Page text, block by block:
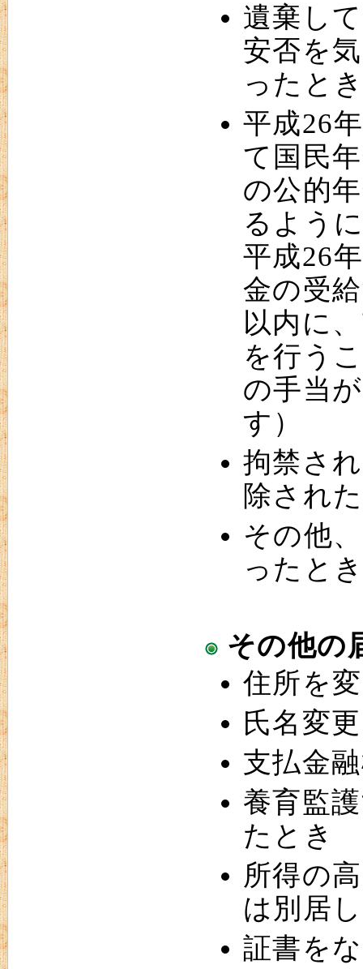
遺棄し
安否を
ったと
平成26
て国民
の公的
るよう
平成26
金の受
以内に
を行う
の手当
す）
拘禁さ
除され
その他
ったと
その他の
住所を
氏名変
支払金
養育監
たとき
所得の
は別居
証書を